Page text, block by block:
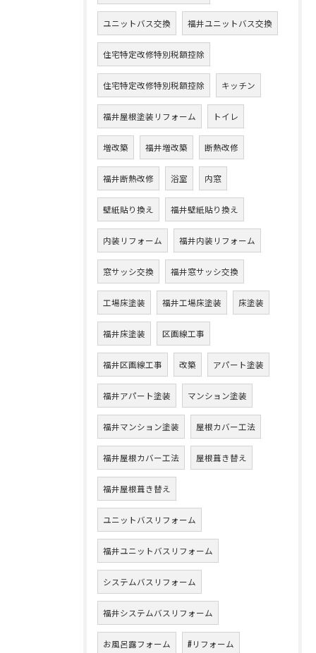
ユニットバス交換 福井ユニットバス交換
住宅特定改修特別税額控除
住宅特定改修特別税額控除 キッチン
福井屋根塗装リフォーム トイレ
増改築 福井増改築 断熱改修
福井断熱改修 浴室 内窓
壁紙貼り換え 福井壁紙貼り換え
内装リフォーム 福井内装リフォーム
窓サッシ交換 福井窓サッシ交換
工場床塗装 福井工場床塗装 床塗装
福井床塗装 区画線工事
福井区画線工事 改築 アパート塗装
福井アパート塗装 マンション塗装
福井マンション塗装 屋根カバー工法
福井屋根カバー工法 屋根葺き替え
福井屋根葺き替え
ユニットバスリフォーム
福井ユニットバスリフォーム
システムバスリフォーム
福井システムバスリフォーム
お風呂露フォーム #リフォーム